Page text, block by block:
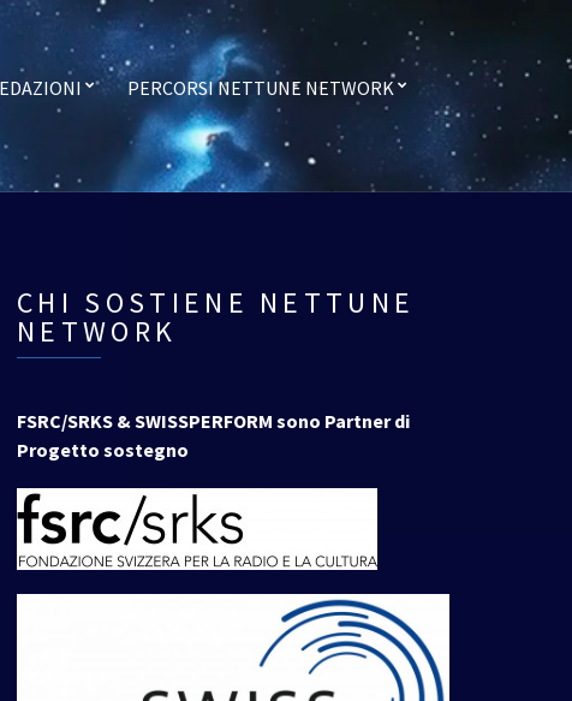
PERCORSI NETTUNE NETWORK
CHI SOSTIENE NETTUNE
NETWORK
FSRC/SRKS & SWISSPERFORM sono Partner di
Progetto sostegno